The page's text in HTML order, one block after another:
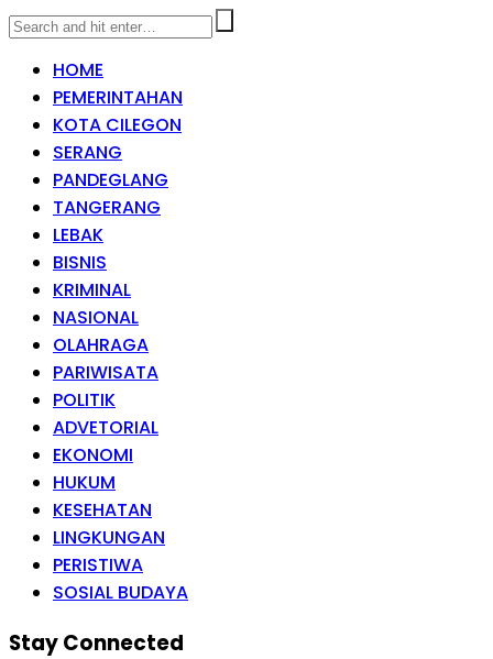
HOME
PEMERINTAHAN
KOTA CILEGON
SERANG
PANDEGLANG
TANGERANG
LEBAK
BISNIS
KRIMINAL
NASIONAL
OLAHRAGA
PARIWISATA
POLITIK
ADVETORIAL
EKONOMI
HUKUM
KESEHATAN
LINGKUNGAN
PERISTIWA
SOSIAL BUDAYA
Stay Connected